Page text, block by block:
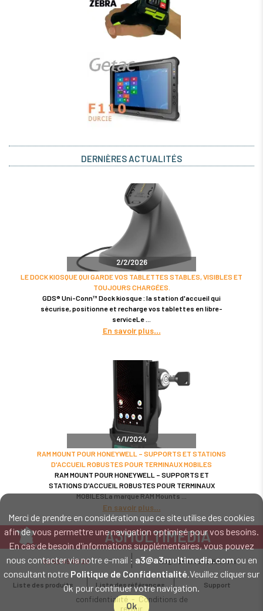
Merci de prendre en considération que ce site utilise des cookies
afin de vous permettre une navigation optimisé pour vos besoins.
En cas de besoin d'informations supplémentaires, vous pouvez
nous contacter via notre e-mail : a3@a3multimedia.comou en
consultant notre Politique de Confidentialité.Veuillez cliquer sur
Ok pour continuer votre navigation.
Ok
DERNIÈRES ACTUALITÉS
2/2/2026
LE DOCK KIOSQUE QUI GARDE VOS TABLETTES STABLES, VISIBLES ET
TOUJOURS CHARGÉES.
GDS® Uni-Conn™ Dock kiosque : la station d'accueil qui
sécurise, positionne et recharge vos tablettes en libre-
serviceLe
En savoir plus
4/1/2024
RAM MOUNT POUR HONEYWELL – SUPPORTS ET STATIONS
D'ACCUEIL ROBUSTES POUR TERMINAUX MOBILES
RAM MOUNT POUR HONEYWELL – SUPPORTS ET
STATIONS D'ACCUEIL ROBUSTES POUR TERMINAUX
MOBILESLa marque RAM Mounts
En savoir plus
A3MULTIMEDIA
LE SPÉCIALISTE MATÉRIEL ET LOGICIEL CODE BARRE
Intervention sur tout le territoire : Cholet - Nantes - Angers - Rennes - Le
Mans - Bordeaux - Paris - Lille - Brest - Toulouse - Marseille - Poitiers -
Caen - Lyon - Reims - Lorient - Vannes - Quimper - Rouen
02 52 45 00 20 a3@a3multimedia.com
Liste des produits Liste des références Support
Mentions légales-Politique de
confidentialité - Conditions de
retour